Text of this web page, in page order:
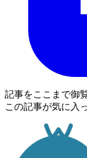
記事をここまで御
この記事が気に入